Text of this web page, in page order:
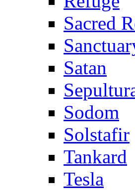
Sacred
Satan
Sodom
Solstafir
Tankard
Tesla